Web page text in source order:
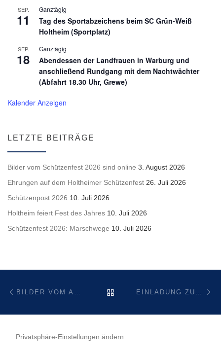
SEP.
11
Ganztägig
Tag des Sportabzeichens beim SC Grün-Weiß
Holtheim (Sportplatz)
SEP.
18
Ganztägig
Abendessen der Landfrauen in Warburg und
anschließend Rundgang mit dem Nachtwächter
(Abfahrt 18.30 Uhr, Grewe)
Kalender Anzeigen
LETZTE BEITRÄGE
Bilder vom Schützenfest 2026 sind online 3. August 2026
Ehrungen auf dem Holtheimer Schützenfest 26. Juli 2026
Schützenpost 2026 10. Juli 2026
Holtheim feiert Fest des Jahres 10. Juli 2026
Schützenfest 2026: Marschwege 10. Juli 2026
BeitragsnavigationZURÜCK ZUR
Privatsphäre-Einstellungen ändern